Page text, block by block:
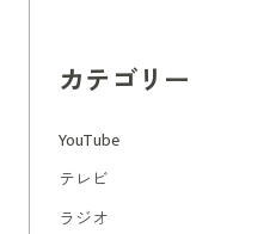
カテゴリー
YouTube
テレビ
ラジオ